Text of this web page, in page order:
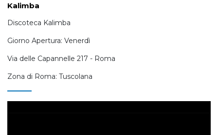
Kalimba
Discoteca Kalimba
Giorno Apertura: Venerdì
Via delle Capannelle 217 - Roma
Zona di Roma: Tuscolana